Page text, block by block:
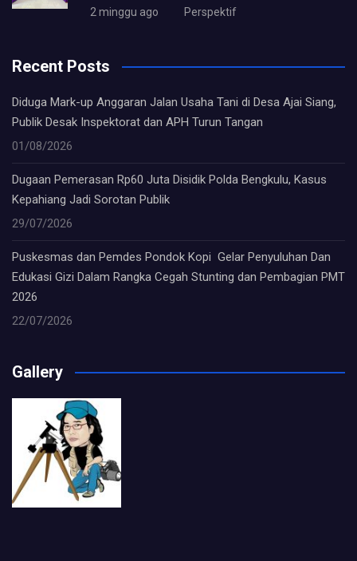
2 minggu ago Perspektif
Recent Posts
Diduga Mark-up Anggaran Jalan Usaha Tani di Desa Ajai Siang,
Publik Desak Inspektorat dan APH Turun Tangan
01/08/2026
Dugaan Pemerasan Rp60 Juta Disidik Polda Bengkulu, Kasus
Kepahiang Jadi Sorotan Publik
29/07/2026
Puskesmas dan Pemdes Pondok Kopi Gelar Penyuluhan Dan
Edukasi Gizi Dalam Rangka Cegah Stunting dan Pembagian PMT
2026
22/07/2026
Gallery